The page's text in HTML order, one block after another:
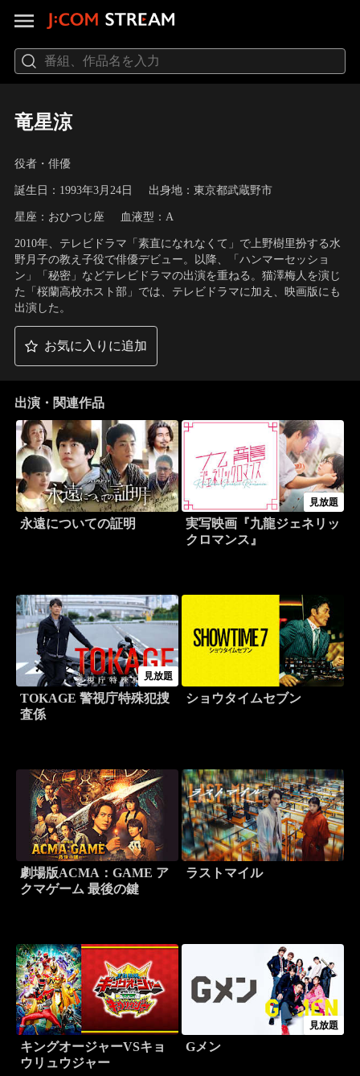
竜星涼
役者・俳優
誕生日：1993年3月24日 出身地：東京都武蔵野市
星座：おひつじ座 血液型：A
2010年、テレビドラマ「素直になれなくて」で上野樹里扮する水
野月子の教え子役で俳優デビュー。以降、「ハンマーセッショ
ン」「秘密」などテレビドラマの出演を重ねる。猫澤梅人を演じ
た「桜蘭高校ホスト部」では、テレビドラマに加え、映画版にも
出演した。
お気に入りに追加
出演・関連作品
永遠についての証明
見放題
実写映画『九龍ジェネリッ
クロマンス』
見放題
TOKAGE 警視庁特殊犯捜
査係
ショウタイムセブン
劇場版ACMA：GAME ア
クマゲーム 最後の鍵
ラストマイル
キングオージャーVSキョ
ウリュウジャー
見放題
Gメン